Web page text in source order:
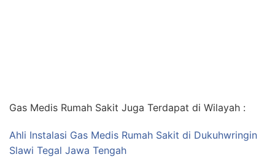
Gas Medis Rumah Sakit Juga Terdapat di Wilayah :
Ahli Instalasi Gas Medis Rumah Sakit di Dukuhwringin
Slawi Tegal Jawa Tengah